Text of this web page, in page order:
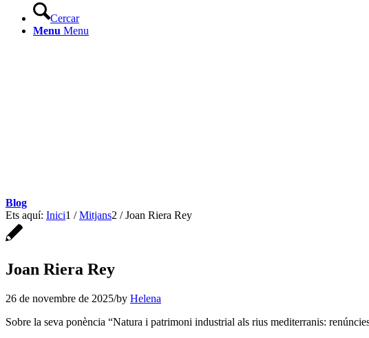
Cercar
Menu Menu
Blog
Ets aquí: Inici1 / Mitjans2 / Joan Riera Rey
Joan Riera Rey
26 de novembre de 2025/by Helena
Sobre la seva ponència “Natura i patrimoni industrial als rius mediterranis: